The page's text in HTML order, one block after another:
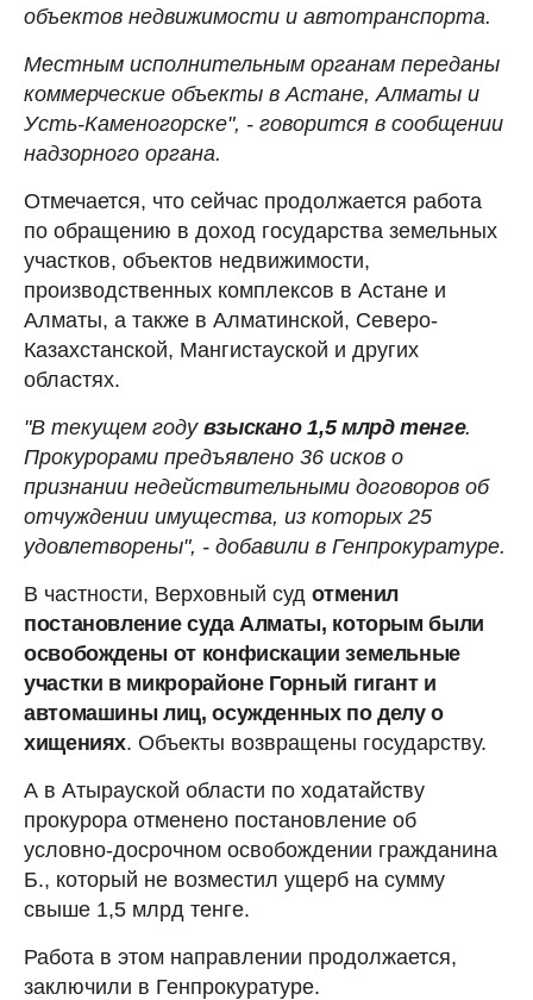
объектов недвижимости и автотранспорта.
Местным исполнительным органам переданы
коммерческие объекты в Астане, Алматы и
Усть-Каменогорске", - говорится в сообщении
надзорного органа.
Отмечается, что сейчас продолжается работа
по обращению в доход государства земельных
участков, объектов недвижимости,
производственных комплексов в Астане и
Алматы, а также в Алматинской, Северо-
Казахстанской, Мангистауской и других
областях.
"В текущем годувзыскано 1,5 млрд тенге.
Прокурорами предъявлено 36 исков о
признании недействительными договоров об
отчуждении имущества, из которых 25
удовлетворены", - добавили в Генпрокуратуре.
В частности, Верховный суд отменил
постановление суда Алматы, которым были
освобождены от конфискации земельные
участки в микрорайоне Горный гигант и
автомашины лиц, осужденных по делу о
хищениях. Объекты возвращены государству.
А в Атырауской области по ходатайству
прокурора отменено постановление об
условно-досрочном освобождении гражданина
Б., который не возместил ущерб на сумму
свыше 1,5 млрд тенге.
Работа в этом направлении продолжается,
заключили в Генпрокуратуре.